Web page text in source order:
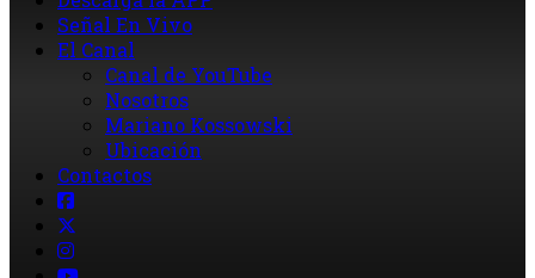
Señal En Vivo
El Canal
Canal de YouTube
Nosotros
Mariano Kossowski
Ubicación
Contactos